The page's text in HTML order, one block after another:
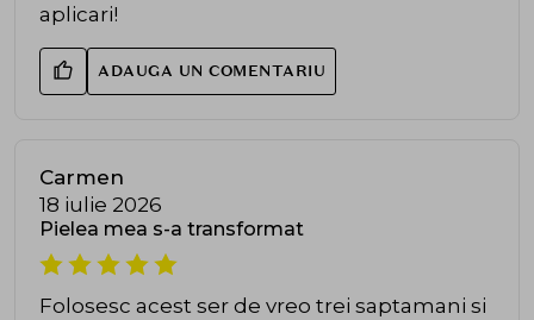
aplicari!
ADAUGA UN COMENTARIU
Carmen
18 iulie 2026
Pielea mea s-a transformat
Folosesc acest ser de vreo trei saptamani si